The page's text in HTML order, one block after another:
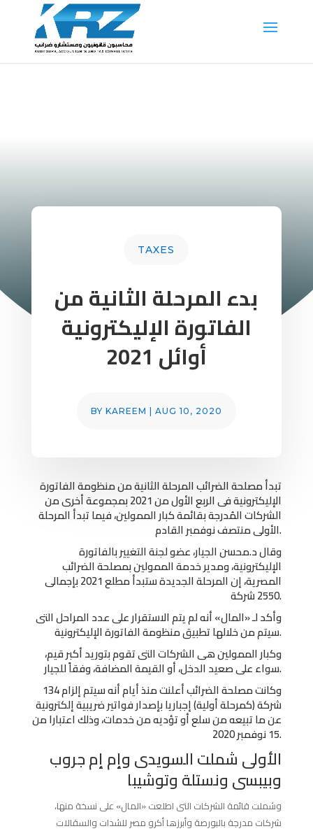
TAXES
بدء المرحلة الثانية من
الفاتورة الإليكترونية
أوائل 2021
BY KAREEM AUG 10, 2020
تبدأ مصلحة الضرائب المرحلة الثانية من منظومة الفاتورة
الإليكترونية فى الربع الأول من 2021 بمجموعة أخرى من
الشركات المُدرجة بقائمة كبار الممولين، فيما تبدأ المرحلة
الأولى منتصف نوفمبر القادم.
وقال د.محسن الجيار، عضو لجنة التغيير بالفاتورة
الإليكترونية، ومدير خدمة الممولين بمصلحة الضرائب
المصرية، إن المرحلة الجديدة ستبدأ مطلع 2021 بإجمالى
2550 شركة.
وأكد لـ «المال» أنه لم يتم الاستقرار على عدد المراحل التى
سيتم من خلالها تطبيق منظومة الفاتورة الإليكترونية.
وكبار الممولين هى الشركات التى تقوم بتوريد أكبر قيم،
سواء على صعيد الدخل، أو القيمة المضافة، وفقاً للجيار.
وكانت مصلحة الضرائب أعلنت منذ أيام أنه سيتم إلزام 134
شركة (كمرحلة أولية) إجباريا بإصدار فواتير ضريبية إلكترونية
عن ما تبيعه من سلع أو تؤديه من خدمات، وذلك اعتبارا من
15 نوفمبر 2020.
الأولى شملت السويدى وإم إم جروب
وبيبسى ونستلة وتوشيبا
وشملت قائمة الشركات التى اطلعت «المال» على نسخة منها،
شركات مدرجة بالبورصة وأبرزها أكرو مصر للشدات والسقالات